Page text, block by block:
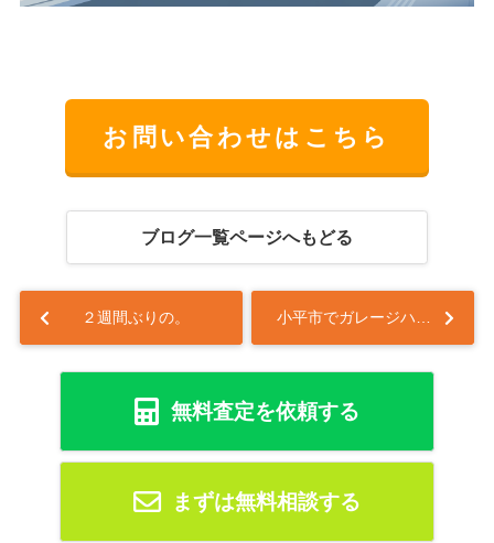
お問い合わせはこちら
ブログ一覧ページへもどる
２週間ぶりの。
無料査定を依頼する
まずは無料相談する